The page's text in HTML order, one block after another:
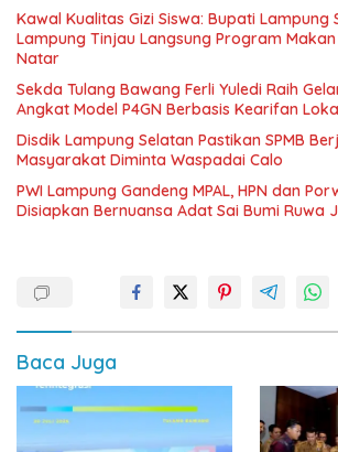
Kawal Kualitas Gizi Siswa: Bupati Lampung
Lampung Tinjau Langsung Program
Natar
Sekda Tulang Bawang Ferli Yuledi Raih
Angkat Model P4GN Berbasis Kearifan
Disdik Lampung Selatan Pastikan SPMB
Masyarakat Diminta Waspadai Calo
PWI Lampung Gandeng MPAL, HPN dan
Disiapkan Bernuansa Adat Sai Bumi Ruwa
Baca Juga